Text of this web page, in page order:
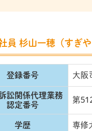
員 杉山一穂（すぎ
登録番号 大阪
訟関係代理業務
認定番号
第
学歴 専修